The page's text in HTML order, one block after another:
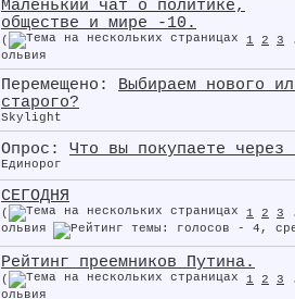
Маленький чат о политике,
обществе и мире -10.
( 1 2 3
ольвия
Перемещено:
Выбираем нового
старого?
Skylight
Опрос: Что вы покупаете через
Единорог
СЕГОДНЯ
( 1 2 3
ольвия
Рейтинг преемников Путина.
( 1 2 3
ольвия